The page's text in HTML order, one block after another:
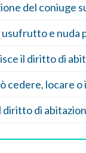
del coniuge
e nuda
il diritto di
cedere, locare
diritto di